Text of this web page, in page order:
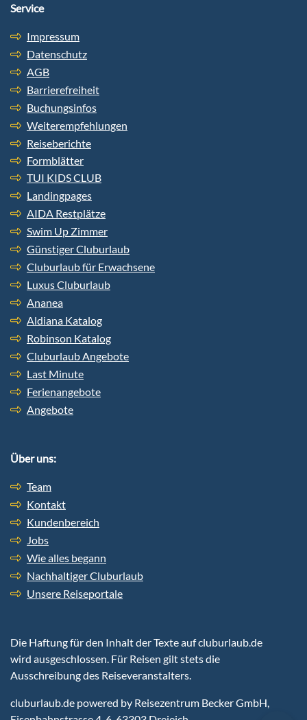
Service
Impressum
Datenschutz
AGB
Barrierefreiheit
Buchungsinfos
Weiterempfehlungen
Reiseberichte
Formblätter
TUI KIDS CLUB
Landingpages
AIDA Restplätze
Swim Up Zimmer
Günstiger Cluburlaub
Cluburlaub für Erwachsene
Luxus Cluburlaub
Ananea
Aldiana Katalog
Robinson Katalog
Cluburlaub Angebote
Last Minute
Ferienangebote
Angebote
Über uns:
Team
Kontakt
Kundenbereich
Jobs
Wie alles begann
Nachhaltiger Cluburlaub
Unsere Reiseportale
Die Haftung für den Inhalt der Texte auf cluburlaub.de
wird ausgeschlossen. Für Reisen gilt stets die
Ausschreibung des Reiseveranstalters.
cluburlaub.de powered by Reisezentrum Becker GmbH,